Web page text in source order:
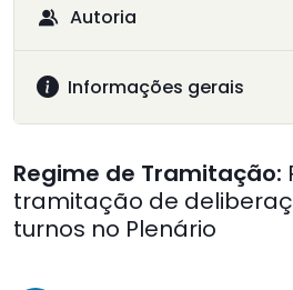
Autoria
Informações gerais
Regime de Tramitação:
tramitação de
turnos no Plenário